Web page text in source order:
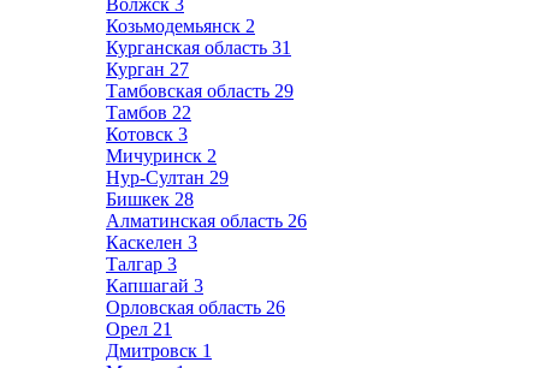
Волжск 3
Козьмодемьянск 2
Курганская область 31
Курган 27
Тамбовская область 29
Тамбов 22
Котовск 3
Мичуринск 2
Нур-Султан 29
Бишкек 28
Алматинская область 26
Каскелен 3
Талгар 3
Капшагай 3
Орловская область 26
Орел 21
Дмитровск 1